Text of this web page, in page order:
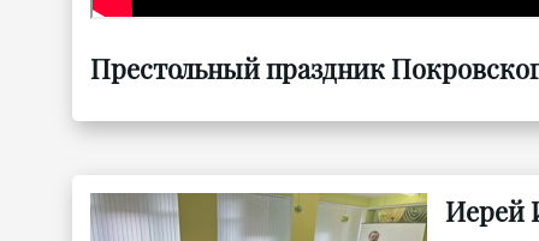
Престольный праздник
Иерей